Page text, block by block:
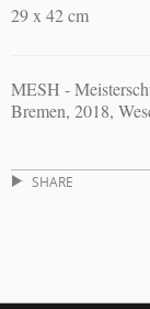
29 x 42 cm
MESH -
Bremen, 2018,
SHARE